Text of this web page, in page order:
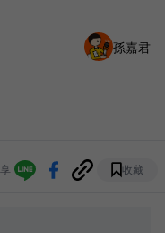
孫嘉君
收藏